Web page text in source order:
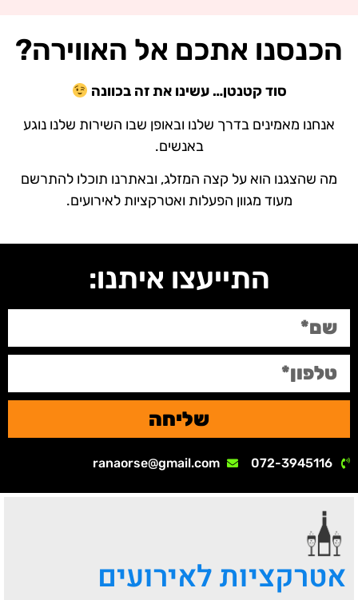
הכנסנו אתכם אל האווירה?
סוד קטנטן… עשינו את זה בכוונה
אנחנו מאמינים בדרך שלנו ובאופן שבו השירות שלנו נוגע
באנשים.
מה שהצגנו הוא על קצה המזלג, ובאתרנו תוכלו להתרשם
מעוד מגוון הפעלות ואטרקציות לאירועים.
התייעצו איתנו:
שליחה
072-3945116
ranaorse@gmail.com
אטרקציות לאירועים